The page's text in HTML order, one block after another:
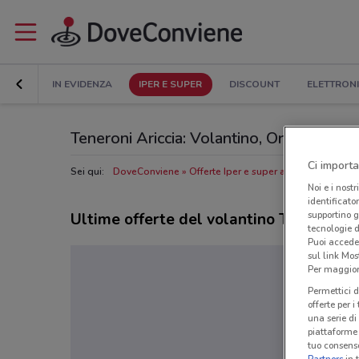
IN EVIDENZA IPER E SUPER DISCOUNT
Teneroni Ariccia: Volantino, Orari di
Sei qui: DoveConviene Offerte Iper e super a Ariccia
Ultime offerte del volantino Teneroni
Ci
Noi e i nostri
supportino
tecnologie
Puoi
sul link
Per
Permettici
offerte per
una serie
piattaforme
tuo